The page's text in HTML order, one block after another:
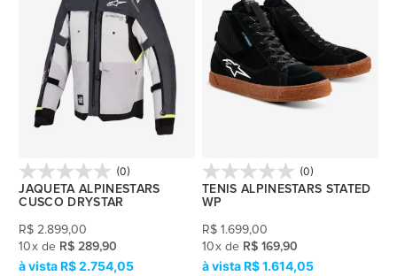
(0)
JAQUETA ALPINESTARS
CUSCO DRYSTAR
R$ 2.899,00
10x de R$ 289,90
R$ 2.754,05
(0)
TENIS ALPINESTARS STATED
WP
R$ 1.699,00
10x de R$ 169,90
R$ 1.614,05